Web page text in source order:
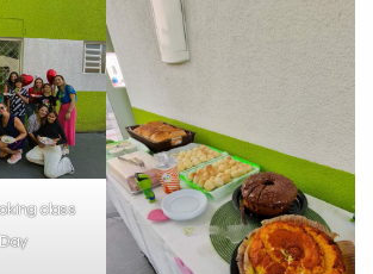
class
te colocar em contato
com a